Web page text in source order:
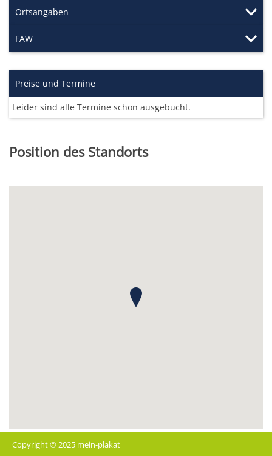
Ortsangaben
FAW
Preise und Termine
Leider sind alle Termine schon ausgebucht.
Position des Standorts
Copyright © 2025 mein-plakat